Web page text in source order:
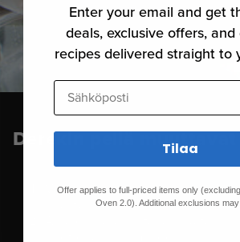
Derekin peliä
Varmista, että sinulla on
lihasta puuhun, sillä se kaikki
Enter your email and get
deals, exclusive offers,
recipes delivered straight to
Sähköposti
Tilaa
Offer applies to full-priced items only
Oven 2.0). Additional exclusions may